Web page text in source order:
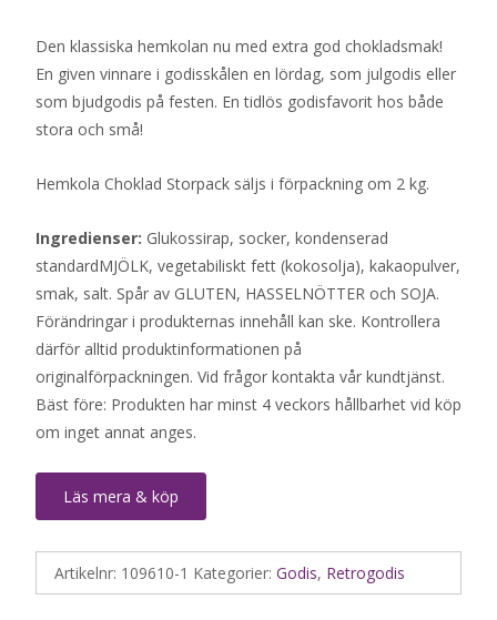
Den klassiska hemkolan nu med extra god chokladsmak!
En given vinnare i godisskålen en lördag, som julgodis eller
som bjudgodis på festen. En tidlös godisfavorit hos både
stora och små!
Hemkola Choklad Storpack säljs i förpackning om 2 kg.
Ingredienser: Glukossirap, socker, kondenserad
standardMJÖLK, vegetabiliskt fett (kokosolja), kakaopulver,
smak, salt. Spår av GLUTEN, HASSELNÖTTER och SOJA.
Förändringar i produkternas innehåll kan ske. Kontrollera
därför alltid produktinformationen på
originalförpackningen. Vid frågor kontakta vår kundtjänst.
Bäst före: Produkten har minst 4 veckors hållbarhet vid köp
om inget annat anges.
Läs mera & köp
Artikelnr: 109610-1 Kategorier: Godis, Retrogodis